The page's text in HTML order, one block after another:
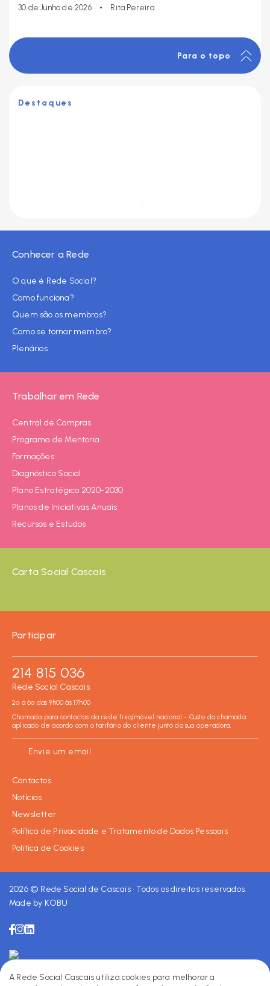
30 de Junho de 2026 • Rita Pereira
Para o topo
Destaques
Conhecer a Rede
O que é Rede Social?
Como funciona?
Quem são os membros?
Como se tornar membro?
Plenários
Trabalhar em Rede
Central de Compras
Programa de Mentoria
Formações
Diagnóstico Social
Plano Estratégico 2020-2030
Planos de Iniciativas Anuais
Recursos e Estudos
Carta Social Cascais
Participar
214 815 036
Rede Social Cascais
2ª a 6ª das 9h00 às 17h00
Chamada para contactos da rede fixa/móvel nacional - Custo da chamada
aplicado de acordo com o tarifário do cliente junto da sua operadora.
Envie um email
Contactos
Notícias
Newsletter
Política de Privacidade e Tratamento de Dados Pessoais
Política de Cookies
2026 © Rede Social de Cascais • Todos os direitos reservados.
Made by KOBU
Facebook
Instagram
LinkedIn
A Rede Social Cascais utiliza cookies para melhorar a